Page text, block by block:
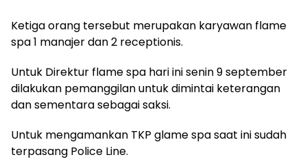
Ketiga orang tersebut merupakan karyawan flame
spa 1 manajer dan 2 receptionis.
Untuk Direktur flame spa hari ini senin 9 september
dilakukan pemanggilan untuk dimintai keterangan
dan sementara sebagai saksi.
Untuk mengamankan TKP glame spa saat ini sudah
terpasang Police Line.